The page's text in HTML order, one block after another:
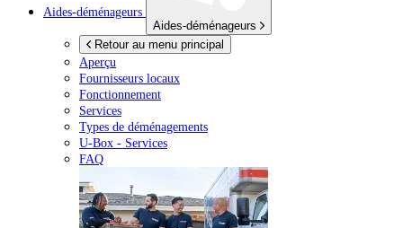
Aides-déménageurs
Aides-déménageurs
Retour au menu principal
Aperçu
Fournisseurs locaux
Fonctionnement
Services
Types de déménagements
U-Box - Services
FAQ